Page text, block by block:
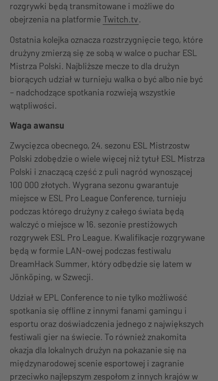
rozgrywki będą transmitowane i możliwe do
obejrzenia na platformie Twitch.tv.
Ostatnia kolejka oznacza rozstrzygnięcie tego, które
drużyny zmierzą się ze sobą w walce o puchar ESL
Mistrza Polski. Najbliższe mecze to dla drużyn
biorących udział w turnieju walka o być albo nie być
– nadchodzące spotkania rozwieją wszystkie
wątpliwości.
Waga awansu
Zwycięzca obecnego, 24. sezonu ESL Mistrzostw
Polski zdobędzie o wiele więcej niż tytuł ESL Mistrza
Polski i znaczącą część z puli nagród wynoszącej
100 000 złotych. Wygrana sezonu gwarantuje
miejsce w ESL Pro League Conference, turnieju
podczas którego drużyny z całego świata będą
walczyć o miejsce w 16. sezonie prestiżowych
rozgrywek ESL Pro League. Kwalifikacje rozgrywane
będą w formie LAN-owej podczas festiwalu
DreamHack Summer, który odbędzie się latem w
Jönköping, w Szwecji.
Udział w EPL Conference to nie tylko możliwość
spotkania się offline z innymi fanami gamingu i
esportu oraz doświadczenia jednego z największych
festiwali gier na świecie. To również znakomita
okazja dla lokalnych drużyn na pokazanie się na
międzynarodowej scenie esportowej i zagranie
przeciwko najlepszym zespołom z innych krajów w